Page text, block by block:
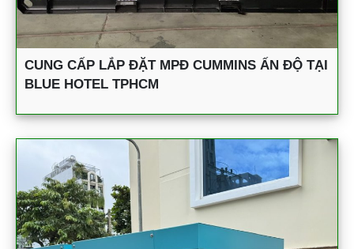
CUNG CẤP LẮP ĐẶT MPĐ CUMMINS ẤN ĐỘ TẠI
BLUE HOTEL TPHCM